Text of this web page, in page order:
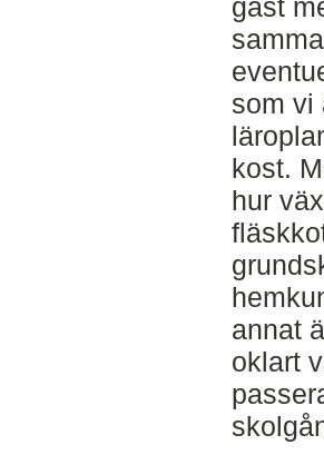
gäst
som vi
kost.
hur
annat
oklart